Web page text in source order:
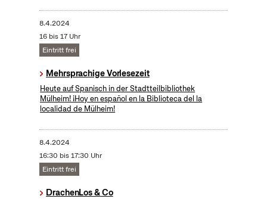
8.4.2024
16 bis 17 Uhr
Eintritt frei
Mehrsprachige Vorlesezeit
Heute auf Spanisch in der Stadtteilbibliothek
Mülheim! ¡Hoy en español en la Biblioteca del la
localidad de Mülheim!
8.4.2024
16:30 bis 17:30 Uhr
Eintritt frei
DrachenLos & Co